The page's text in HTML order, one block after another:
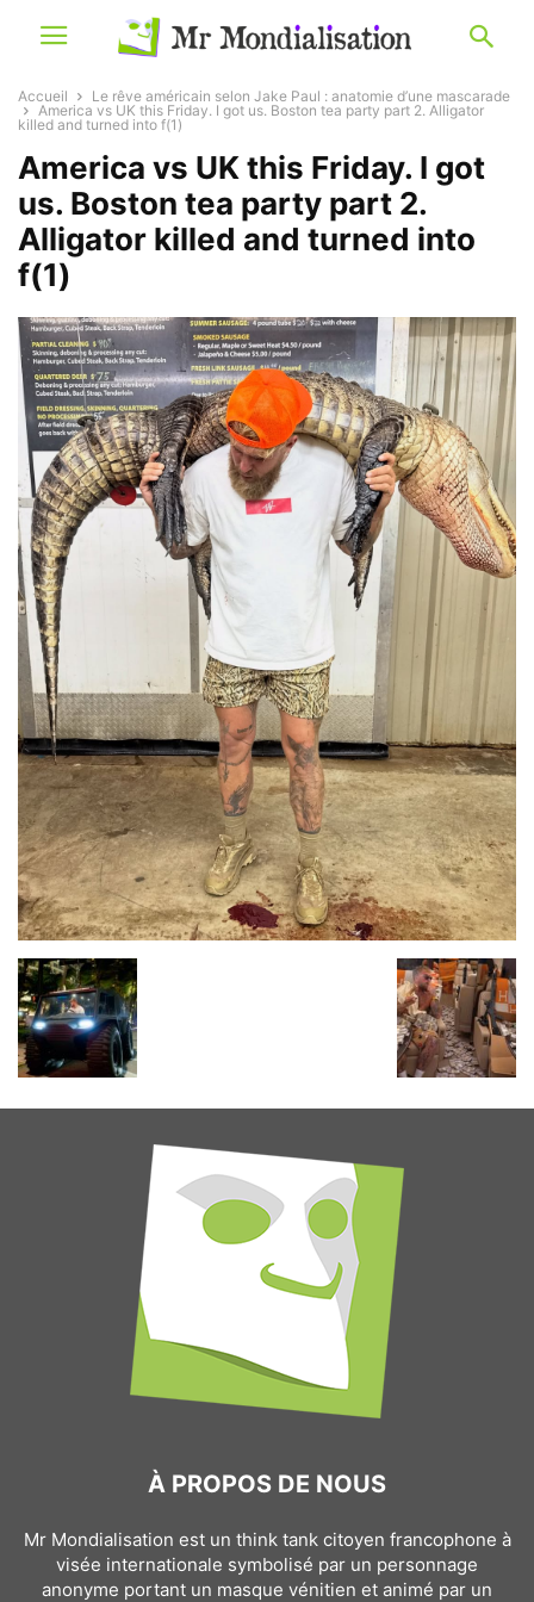
Accueil
Le rêve américain selon Jake Paul : anatomie d’une mascarade
America vs UK this Friday. I got us. Boston tea party part 2. Alligator
killed and turned into f(1)
America vs UK this Friday. I got
us. Boston tea party part 2.
Alligator killed and turned into
f(1)
À PROPOS DE NOUS
Mr Mondialisation est un think tank citoyen francophone à
visée internationale symbolisé par un personnage
anonyme portant un masque vénitien et animé par un